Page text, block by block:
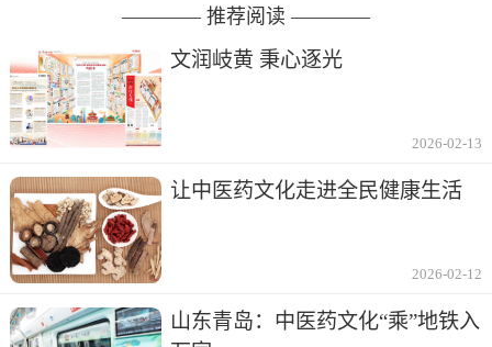
———— 推荐阅读 ————
文润岐黄 秉心逐光
2026-02-13
让中医药文化走进全民健康生活
2026-02-12
山东青岛：中医药文化“乘”地铁入